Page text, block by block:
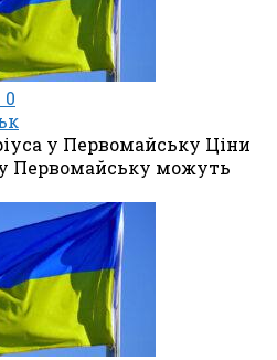
0
у Первомайську Ціни
Первомайську можуть